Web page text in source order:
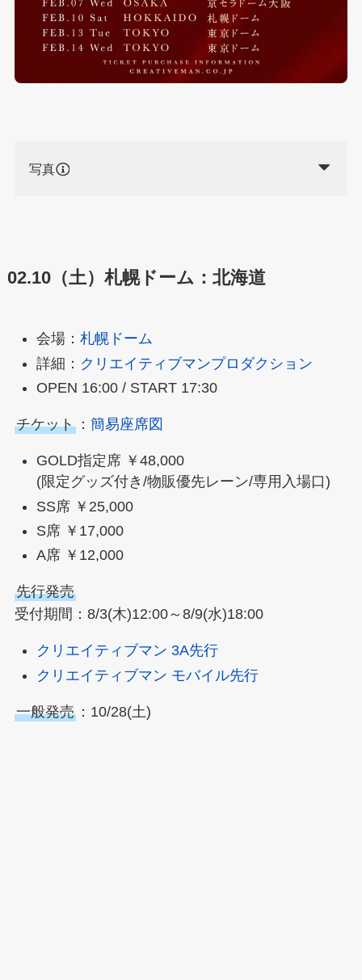
写真
02.10（土）札幌ドーム：北海道
会場： 札幌ドーム
詳細： クリエイティブマンプロダクション
OPEN 16:00 / START 17:30
チケット： 簡易座席図
GOLD指定席 ￥48,000
(限定グッズ付き/物販優先レーン/専用入場口)
SS席 ￥25,000
S席 ￥17,000
A席 ￥12,000
先行発売
受付期間：8/3(木)12:00～8/9(水)18:00
クリエイティブマン 3A先行
クリエイティブマン モバイル先行
一般発売：10/28(土)